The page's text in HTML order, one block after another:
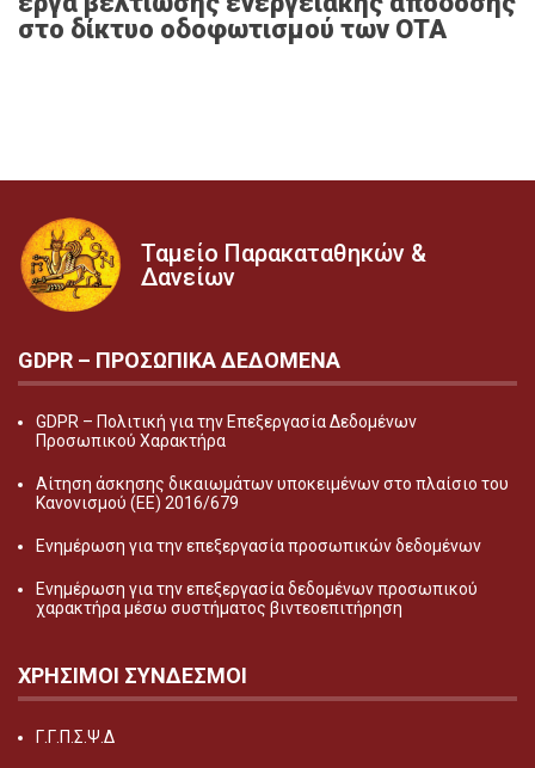
στο δίκτυο οδοφωτισμού των ΟΤΑ
Ταμείο Παρακαταθηκών &
Δανείων
GDPR – ΠΡΟΣΩΠΙΚA ΔΕΔΟΜEΝΑ
GDPR – Πολιτική για την Επεξεργασία Δεδομένων
Προσωπικού Χαρακτήρα
Αίτηση άσκησης δικαιωμάτων υποκειμένων στο πλαίσιο του
Κανονισμού (ΕΕ) 2016/679
Ενημέρωση για την επεξεργασία προσωπικών δεδομένων
Ενημέρωση για την επεξεργασία δεδομένων προσωπικού
χαρακτήρα μέσω συστήματος βιντεοεπιτήρηση
ΧΡΗΣΙΜΟΙ ΣΥΝΔΕΣΜΟΙ
Γ.Γ.Π.Σ.Ψ.Δ